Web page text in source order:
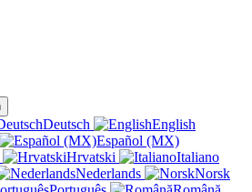
Deutsch
English
Español (MX)
Hrvatski
Italiano
Nederlands
Norsk